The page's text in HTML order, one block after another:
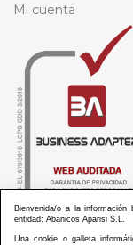
Mi cuenta
Bienvenida/o a la
entidad: Abanicos Aparisi S.L.
Una cookie o galleta